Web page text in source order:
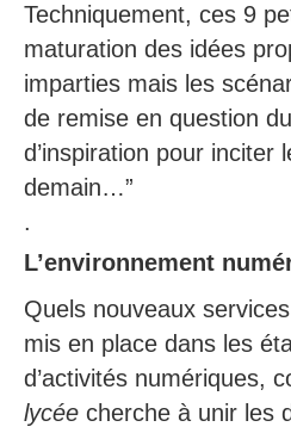
Techniquement, ces 9
maturation des idées
imparties mais les
de remise en question
d’inspiration pour inciter
demain…”
.
L’environnement
Quels nouveaux
mis en place dans les
d’activités numériques,
lycée cherche à unir les